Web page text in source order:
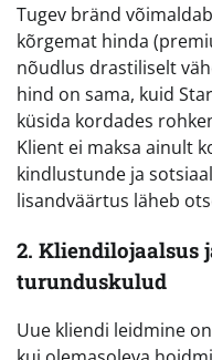
Tugev bränd
kõrgemat hinda
nõudlus drastiliselt
hind on sama, kuid
küsida kordades
Klient ei maksa ainult
kindlustunde ja
lisandväärtus läheb
2. Kliendilojaalsus
turunduskulud
Uue kliendi leidmine